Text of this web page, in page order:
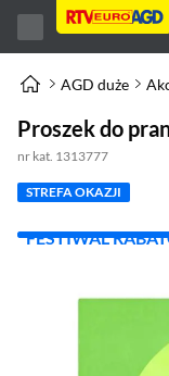
AGD duże
Proszek do
nr kat. 1313777
STREFA OKAZJI
FESTIWAL